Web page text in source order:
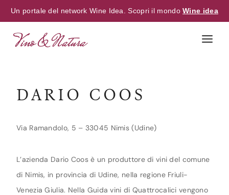
Un portale del network Wine Idea. Scopri il mondoWine idea
DARIO COOS
Via Ramandolo, 5 – 33045 Nimis (Udine)
L’azienda Dario Coos è un produttore di vini del comune
di Nimis, in provincia di Udine, nella regione Friuli-
Venezia Giulia. Nella Guida vini di Quattrocalici vengono